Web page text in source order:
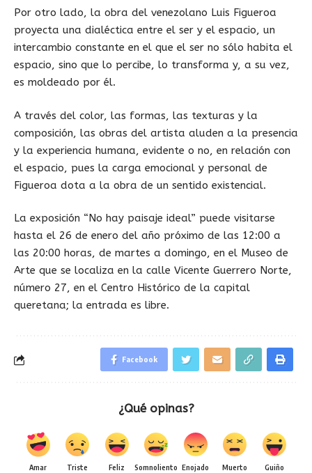
Por otro lado, la obra del venezolano Luis Figueroa
proyecta una dialéctica entre el ser y el espacio, un
intercambio constante en el que el ser no sólo habita el
espacio, sino que lo percibe, lo transforma y, a su vez,
es moldeado por él.
A través del color, las formas, las texturas y la
composición, las obras del artista aluden a la presencia
y la experiencia humana, evidente o no, en relación con
el espacio, pues la carga emocional y personal de
Figueroa dota a la obra de un sentido existencial.
La exposición “No hay paisaje ideal” puede visitarse
hasta el 26 de enero del año próximo de las 12:00 a
las 20:00 horas, de martes a domingo, en el Museo de
Arte que se localiza en la calle Vicente Guerrero Norte,
número 27, en el Centro Histórico de la capital
queretana; la entrada es libre.
Facebook
¿Qué opinas?
Amar Triste Feliz Somnoliento Enojado Muerto Guiño